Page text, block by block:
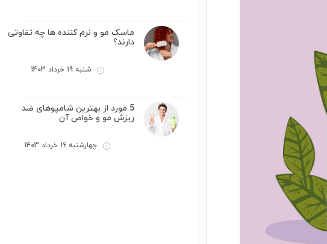
ماسک مو و نرم کننده ها چه تفاوتی
دارند؟
شنبه 19 خرداد 1403
5 مورد از بهترین شامپوهای ضد
ریزش مو و خواص آن
چهارشنبه 16 خرداد 1403